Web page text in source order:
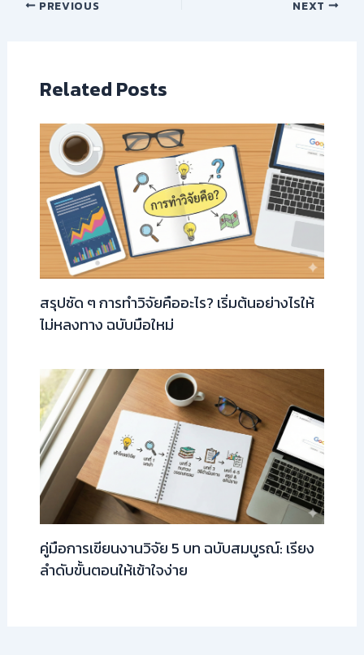
PREVIOUS NEXT
Related Posts
สรุปชัด ๆ การทำวิจัยคืออะไร? เริ่มต้นอย่างไรให้
ไม่หลงทาง ฉบับมือใหม่
คู่มือการเขียนงานวิจัย 5 บท ฉบับสมบูรณ์: เรียง
ลำดับขั้นตอนให้เข้าใจง่าย